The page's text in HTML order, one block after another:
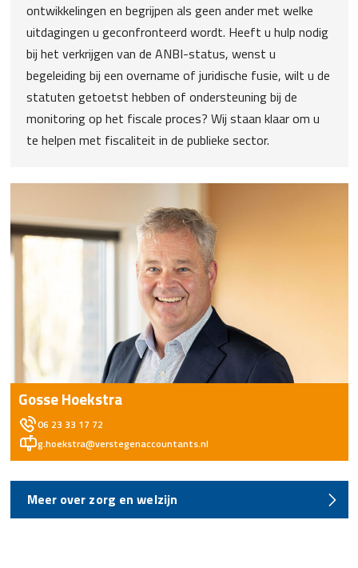
ontwikkelingen en begrijpen als geen ander met welke
uitdagingen u geconfronteerd wordt. Heeft u hulp nodig
bij het verkrijgen van de ANBI-status, wenst u
begeleiding bij een overname of juridische fusie, wilt u de
statuten getoetst hebben of ondersteuning bij de
monitoring op het fiscale proces? Wij staan klaar om u
te helpen met fiscaliteit in de publieke sector.
Gosse Hoekstra
06 23 33 17 72
g.hoekstra@verstegenaccountants.nl
Meer over zorg en welzijn